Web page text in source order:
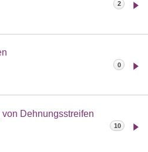
2
0
Dehnungsstreifen
10